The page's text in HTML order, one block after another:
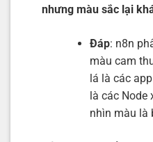
nhưng màu sắc lại
Đáp: n8n
màu cam
lá là các
là các Node
nhìn màu là